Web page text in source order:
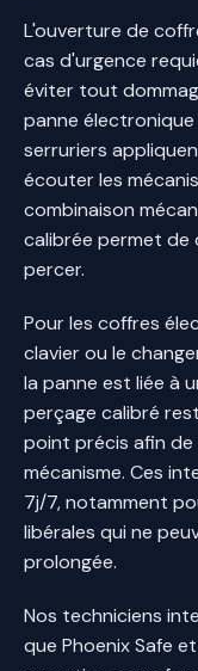
L'ouverture de
cas d'urgence
éviter tout
panne électronique
serruriers
écouter les
combinaison
calibrée permet de
percer.
Pour les coffres
clavier ou le
la panne est liée à
perçage calibré
point précis afin
mécanisme. Ces
7j/7, notamment
libérales qui ne
prolongée.
Nos techniciens
que Phoenix Safe